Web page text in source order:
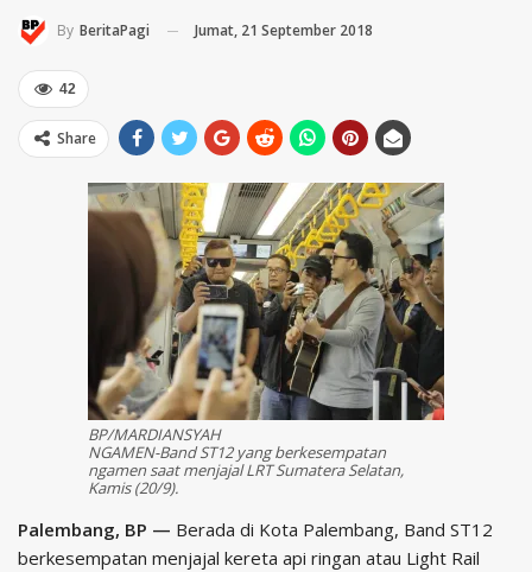
By BeritaPagi Jumat, 21 September 2018
42
Share
BP/MARDIANSYAH
NGAMEN-Band ST12 yang berkesempatan
ngamen saat menjajal LRT Sumatera Selatan,
Kamis (20/9).
Palembang, BP — Berada di Kota Palembang, Band ST12
berkesempatan menjajal kereta api ringan atau Light Rail